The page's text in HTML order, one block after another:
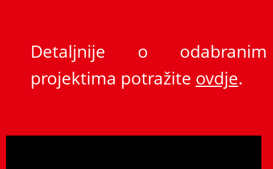
Detaljnije o odabranim
projektima potražite ovdje.